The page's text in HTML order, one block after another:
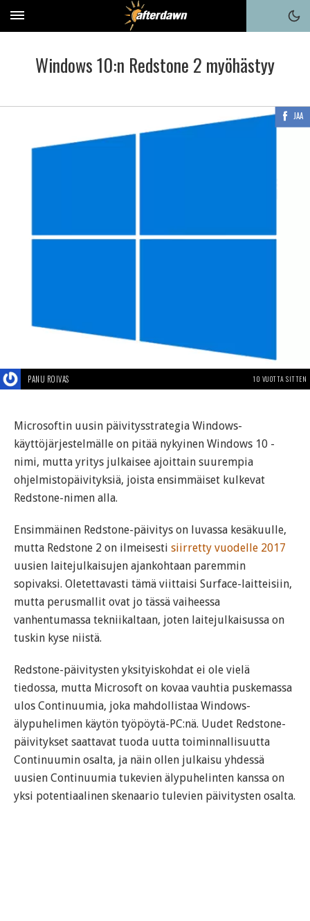
Windows 10:n Redstone 2 myöhästyy
JAA
PANU ROIVAS 10 VUOTTA SITTEN
Microsoftin uusin päivitysstrategia Windows-
käyttöjärjestelmälle on pitää nykyinen Windows 10 -
nimi, mutta yritys julkaisee ajoittain suurempia
ohjelmistopäivityksiä, joista ensimmäiset kulkevat
Redstone-nimen alla.
Ensimmäinen Redstone-päivitys on luvassa kesäkuulle,
mutta Redstone 2 on ilmeisesti siirretty vuodelle 2017
uusien laitejulkaisujen ajankohtaan paremmin
sopivaksi. Oletettavasti tämä viittaisi Surface-laitteisiin,
mutta perusmallit ovat jo tässä vaiheessa
vanhentumassa tekniikaltaan, joten laitejulkaisussa on
tuskin kyse niistä.
Redstone-päivitysten yksityiskohdat ei ole vielä
tiedossa, mutta Microsoft on kovaa vauhtia puskemassa
ulos Continuumia, joka mahdollistaa Windows-
älypuhelimen käytön työpöytä-PC:nä. Uudet Redstone-
päivitykset saattavat tuoda uutta toiminnallisuutta
Continuumin osalta, ja näin ollen julkaisu yhdessä
uusien Continuumia tukevien älypuhelinten kanssa on
yksi potentiaalinen skenaario tulevien päivitysten osalta.